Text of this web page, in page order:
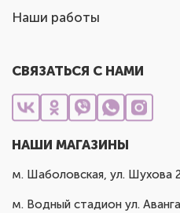
Наши работы
СВЯЗАТЬСЯ С НАМИ
НАШИ МАГАЗИНЫ
м. Шаболовская, ул. Шухова
м. Водный стадион ул.